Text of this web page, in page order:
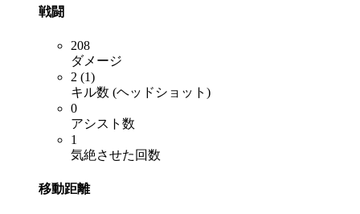
戦闘
208
ダメージ
2 (1)
キル数 (ヘッドショット)
0
アシスト数
1
気絶させた回数
移動距離